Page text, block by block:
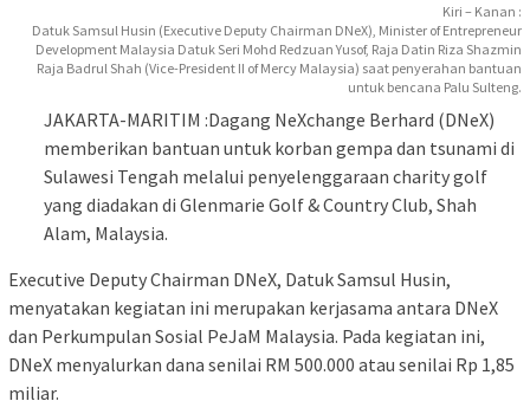
Kiri – Kanan :
Datuk Samsul Husin (Executive Deputy Chairman DNeX), Minister of Entrepreneur
Development Malaysia Datuk Seri Mohd Redzuan Yusof, Raja Datin Riza Shazmin
Raja Badrul Shah (Vice-President II of Mercy Malaysia) saat penyerahan bantuan
untuk bencana Palu Sulteng.
JAKARTA-MARITIM :Dagang NeXchange Berhard (DNeX)
memberikan bantuan untuk korban gempa dan tsunami di
Sulawesi Tengah melalui penyelenggaraan charity golf
yang diadakan di Glenmarie Golf & Country Club, Shah
Alam, Malaysia.
Executive Deputy Chairman DNeX, Datuk Samsul Husin,
menyatakan kegiatan ini merupakan kerjasama antara DNeX
dan Perkumpulan Sosial PeJaM Malaysia. Pada kegiatan ini,
DNeX menyalurkan dana senilai RM 500.000 atau senilai Rp 1,85
miliar.